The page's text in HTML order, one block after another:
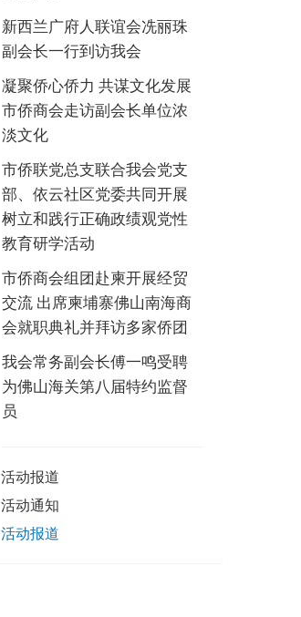
新西兰广府人联谊会冼丽珠
副会长一行到访我会
凝聚侨心侨力 共谋文化发展
市侨商会走访副会长单位浓
淡文化
市侨联党总支联合我会党支
部、依云社区党委共同开展
树立和践行正确政绩观党性
教育研学活动
市侨商会组团赴柬开展经贸
交流 出席柬埔寨佛山南海商
会就职典礼并拜访多家侨团
我会常务副会长傅一鸣受聘
为佛山海关第八届特约监督
员
活动报道
活动通知
活动报道